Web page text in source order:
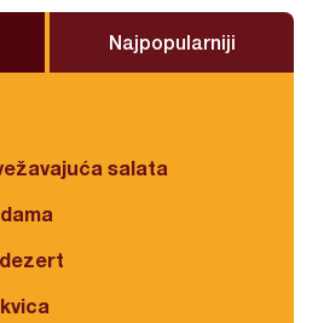
Najpopularniji
salata